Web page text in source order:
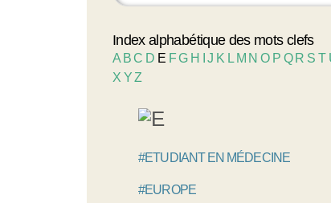
Index alphabétique des mots clefs
A BC D E FG H IJ K L M NO P Q R S T
X YZ
#ETUDIANT EN MÉDECINE
#EUROPE